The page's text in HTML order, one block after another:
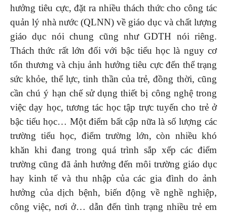
hưởng tiêu cực, đặt ra nhiều thách thức cho công tác
quản lý nhà nước (QLNN) về giáo dục và chất lượng
giáo dục nói chung cũng như GDTH nói riêng.
Thách thức rất lớn đối với bậc tiểu học là nguy cơ
tổn thương và chịu ảnh hưởng tiêu cực đến thể trạng
sức khỏe, thể lực, tinh thần của trẻ, đồng thời, cũng
cần chú ý hạn chế sử dụng thiết bị công nghệ trong
việc dạy học, tương tác học tập trực tuyến cho trẻ ở
bậc tiểu học… Một điểm bất cập nữa là số lượng các
trường tiểu học, điểm trường lớn, còn nhiều khó
khăn khi đang trong quá trình sắp xếp các điểm
trường cũng đã ảnh hưởng đến môi trường giáo dục
hay kinh tế và thu nhập của các gia đình do ảnh
hưởng của dịch bệnh, biến động về nghề nghiệp,
công việc, nơi ở… dẫn đến tình trạng nhiều trẻ em